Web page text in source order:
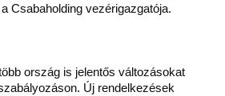
Csabaholding vezérigazgatója.
ország is jelentős változásokat
Új rendelkezések